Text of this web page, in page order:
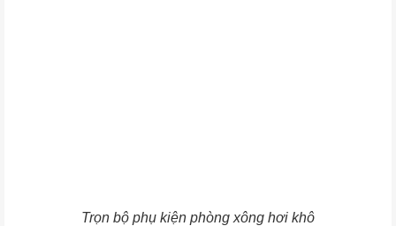
Trọn bộ phụ kiện phòng xông hơi khô